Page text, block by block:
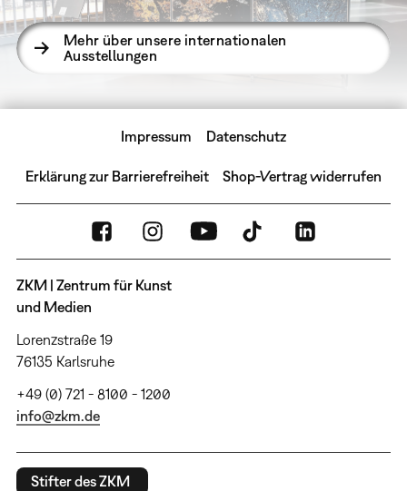
Mehr über unsere internationalen
Ausstellungen
Impressum Datenschutz
Erklärung zur Barrierefreiheit Shop-Vertrag widerrufen
ZKM | Zentrum für Kunst
und Medien
Lorenzstraße 19
76135 Karlsruhe
+49 (0) 721 - 8100 - 1200
info@zkm.de
Stifter des ZKM